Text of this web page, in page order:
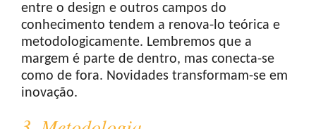
entre o design e outros campos do
conhecimento tendem a renova-lo teórica e
metodologicamente. Lembremos que a
margem é parte de dentro, mas conecta-se
como de fora. Novidades transformam-se em
inovação.